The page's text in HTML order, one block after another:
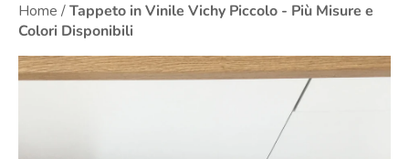
Home /Tappeto in Vinile Vichy Piccolo - Più Misure e
Colori Disponibili